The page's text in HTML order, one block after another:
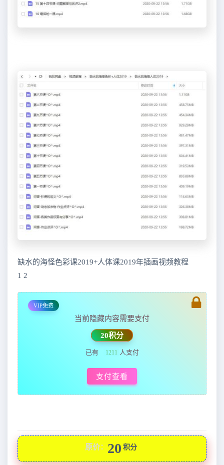
缺水的海怪色彩课2019+人体课2019年插画视频教程
1 2
VIP免费
当前隐藏内容需要支付
20积分
已有 1211 人支付
支付查看
原价： 20 积分